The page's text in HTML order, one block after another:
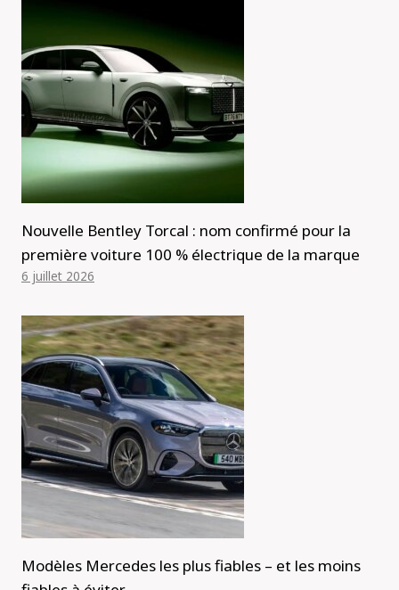
Nouvelle Bentley Torcal : nom confirmé pour la
première voiture 100 % électrique de la marque
6 juillet 2026
Modèles Mercedes les plus fiables – et les moins